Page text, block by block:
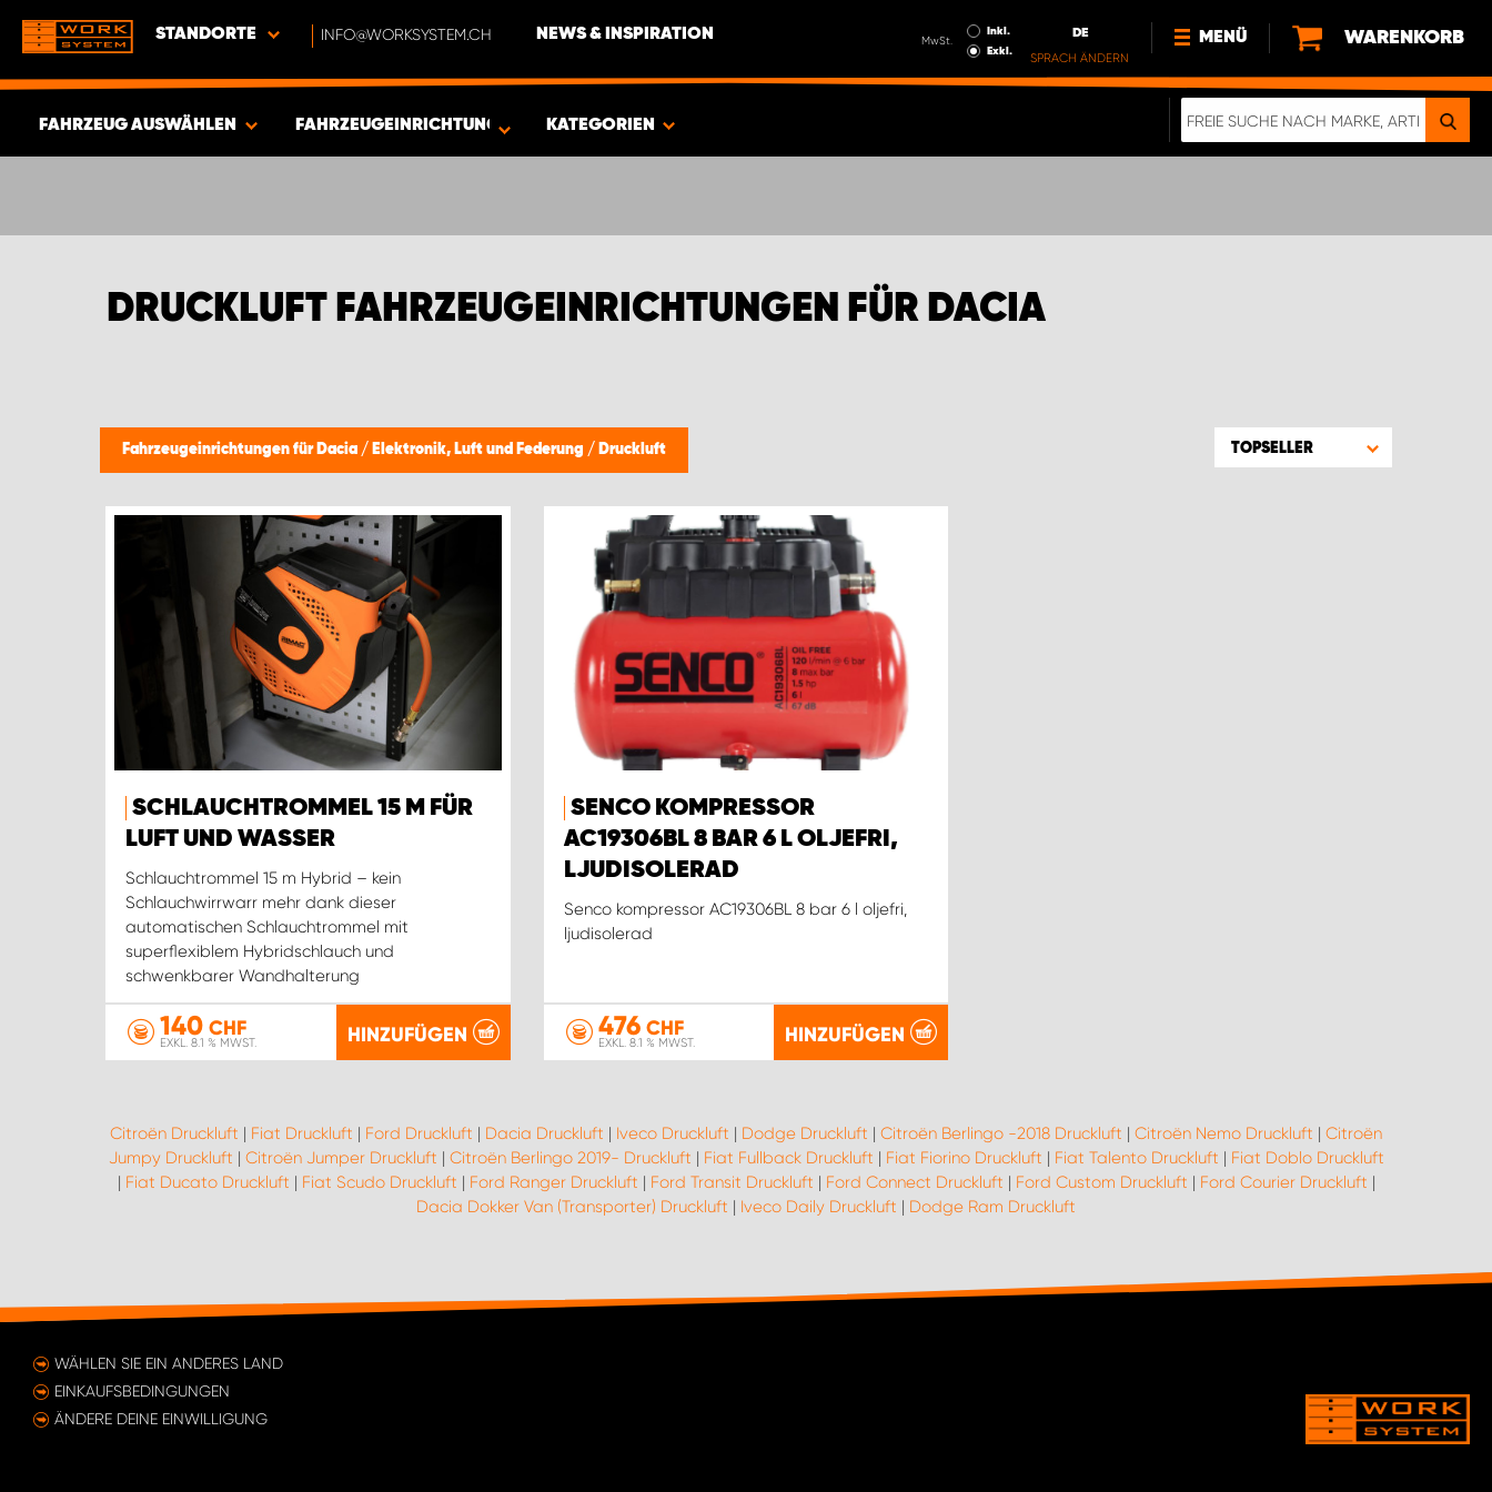
STANDORTE INFO@WORKSYSTEM.CH NEWS & INSPIRATION MwSt.
Inkl.
Exkl.
DE
SPRACH ÄNDERN
MENÜ
NEWS
WARENKORB
FAHRZEUG AUSWÄHLEN
ARTIKEL
FAHRZEUGEINRICHTUNGEN FÜR DACIA
KATEGORIEN
DRUCKLUFT FAHRZEUGEINRICHTUNGEN FÜR DACIA
Fahrzeugeinrichtungen für Dacia / Elektronik, Luft und Federung / Druckluft TOPSELLER
SCHLAUCHTROMMEL 15 M FÜR
LUFT UND WASSER
Schlauchtrommel 15 m Hybrid – kein
Schlauchwirrwarr mehr dank dieser
automatischen Schlauchtrommel mit
superflexiblem Hybridschlauch und
schwenkbarer Wandhalterung
140 CHF
EXKL. 8.1 % MWST. HINZUFÜGEN
SENCO KOMPRESSOR
AC19306BL 8 BAR 6 L OLJEFRI,
LJUDISOLERAD
Senco kompressor AC19306BL 8 bar 6 l oljefri,
ljudisolerad
476CHF
EXKL. 8.1 % MWST. HINZUFÜGEN
Citroën Druckluft | Fiat Druckluft | Ford Druckluft | Dacia Druckluft | Iveco Druckluft | Dodge Druckluft | Citroën Berlingo -2018 Druckluft | Citroën Nemo Druckluft | Citroën
Jumpy Druckluft | Citroën Jumper Druckluft | Citroën Berlingo 2019- Druckluft | Fiat Fullback Druckluft | Fiat Fiorino Druckluft | Fiat Talento Druckluft | Fiat Doblo Druckluft
| Fiat Ducato Druckluft | Fiat Scudo Druckluft | Ford Ranger Druckluft | Ford Transit Druckluft | Ford Connect Druckluft | Ford Custom Druckluft | Ford Courier Druckluft |
Dacia Dokker Van (Transporter) Druckluft | Iveco Daily Druckluft | Dodge Ram Druckluft
WÄHLEN SIE EIN ANDERES LAND
EINKAUFSBEDINGUNGEN
ÄNDERE DEINE EINWILLIGUNG